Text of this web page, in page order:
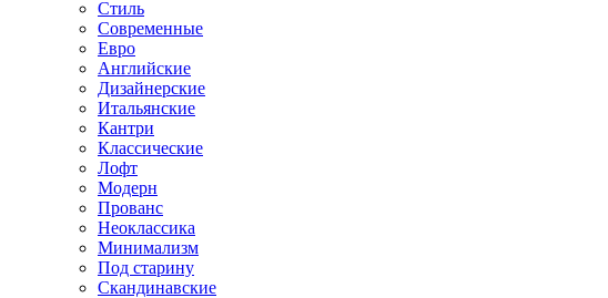
Стиль
Современные
Евро
Английские
Дизайнерские
Итальянские
Кантри
Классические
Лофт
Модерн
Прованс
Неоклассика
Минимализм
Под старину
Скандинавские